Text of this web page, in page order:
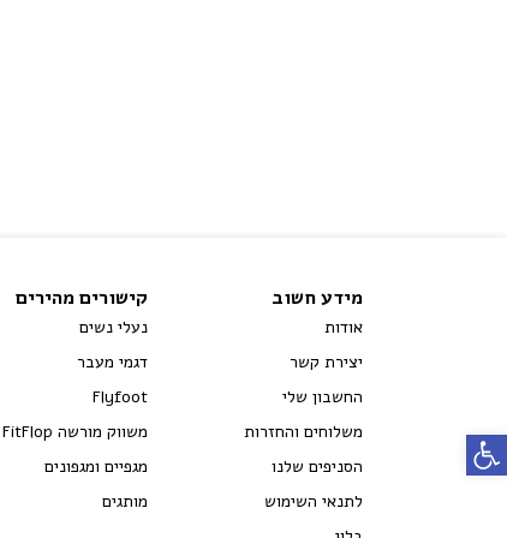
פתח סרגל נגישות
מידע חשוב
אודות
יצירת קשר
החשבון שלי
משלוחים והחזרות
הסניפים שלנו
לתנאי השימוש
קישורים מהירים
נעלי נשים
דגמי מעבר
Flyfoot
משווק מורשה FitFlop
מגפיים ומגפונים
מותגים